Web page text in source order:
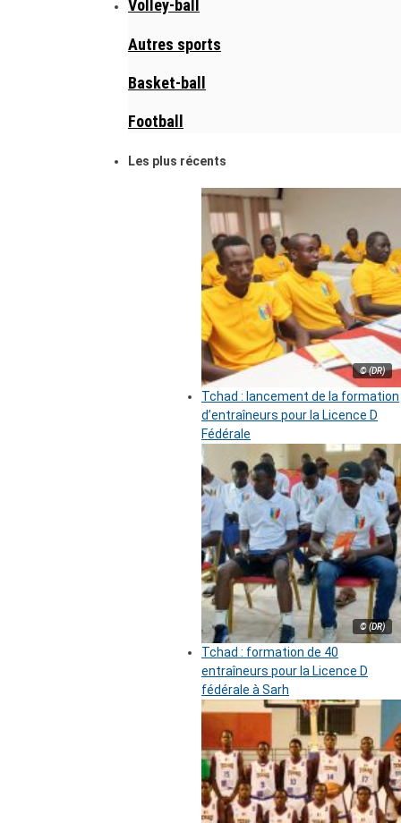
Volley-ball
Autres sports
Basket-ball
Football
Les plus récents
© (DR)
Tchad : lancement de la formation
d’entraîneurs pour la Licence D
Fédérale
© (DR)
Tchad : formation de 40
entraîneurs pour la Licence D
fédérale à Sarh